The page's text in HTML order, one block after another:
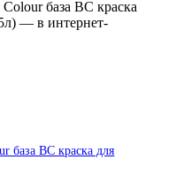
BС краска для